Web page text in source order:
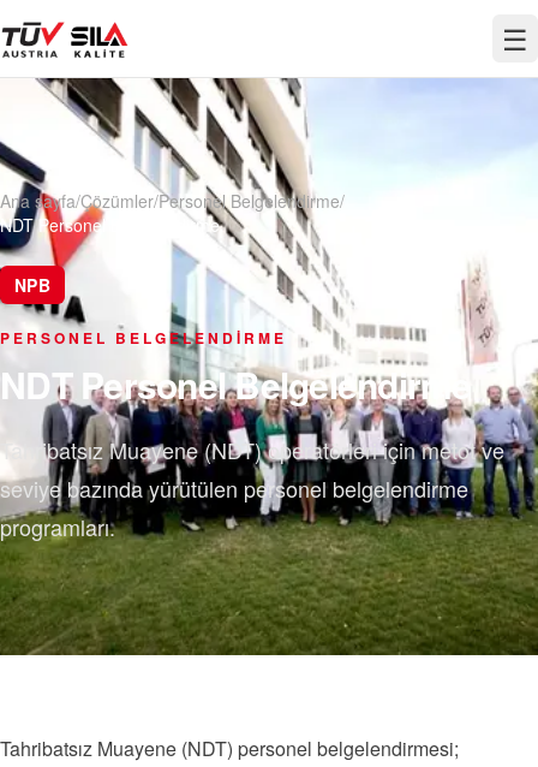
☰
Ana sayfa/Çözümler/Personel Belgelendirme/
NDT Personel Belgelendirme
NPB
PERSONEL BELGELENDIRME
NDT Personel Belgelendirme
Tahribatsız Muayene (NDT) operatörleri için metot ve
seviye bazında yürütülen personel belgelendirme
programları.
Tahribatsız Muayene (NDT) personel belgelendirmesi;